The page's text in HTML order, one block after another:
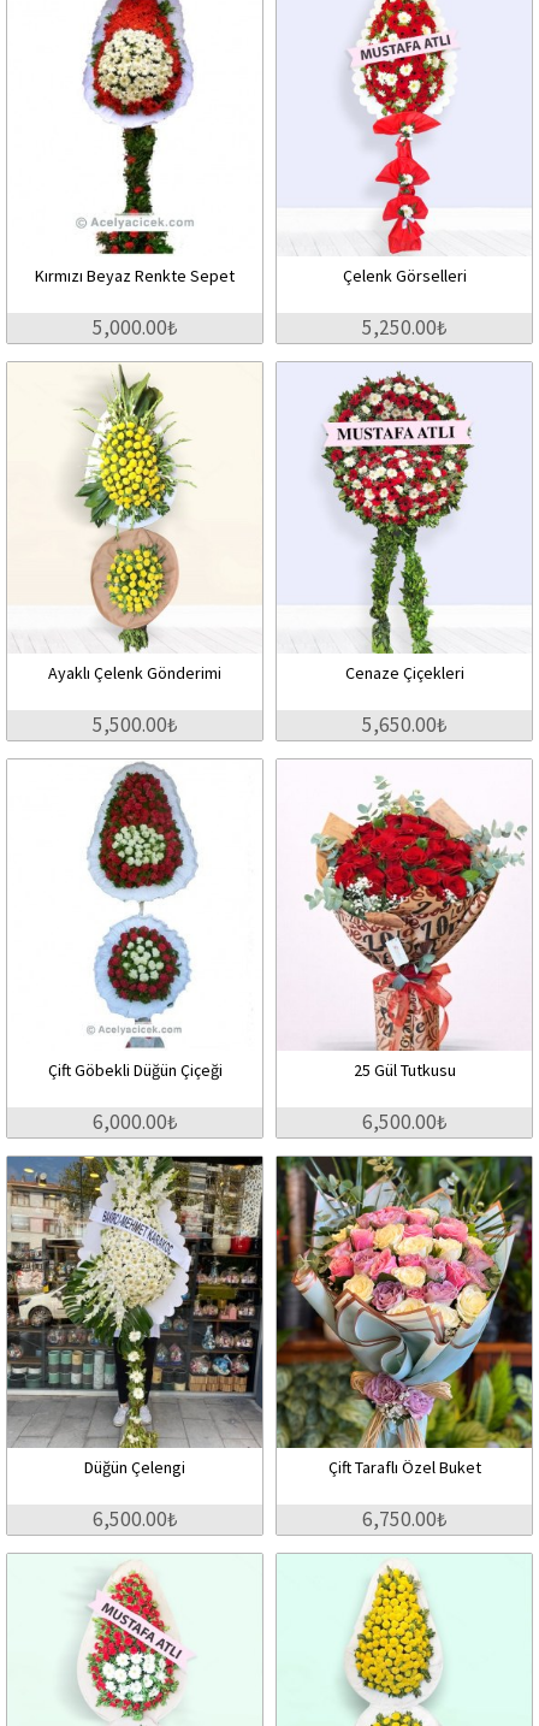
Kırmızı Beyaz Renkte Sepet
5,000.00₺
Çelenk Görselleri
5,250.00₺
Ayaklı Çelenk Gönderimi
5,500.00₺
Cenaze Çiçekleri
5,650.00₺
Çift Göbekli Düğün Çiçeği
6,000.00₺
25 Gül Tutkusu
6,500.00₺
Düğün Çelengi
6,500.00₺
Çift Taraflı Özel Buket
6,750.00₺